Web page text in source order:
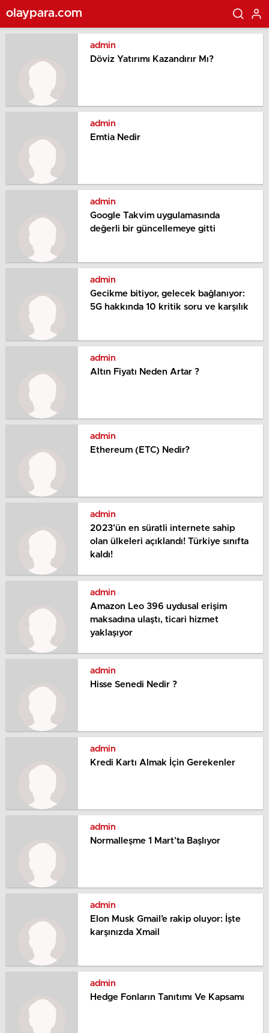
olaypara.com
admin
Döviz Yatırımı Kazandırır Mı?
admin
Emtia Nedir
admin
Google Takvim uygulamasında
değerli bir güncellemeye gitti
admin
Gecikme bitiyor, gelecek bağlanıyor:
5G hakkında 10 kritik soru ve karşılık
admin
Altın Fiyatı Neden Artar ?
admin
Ethereum (ETC) Nedir?
admin
2023’ün en süratli internete sahip
olan ülkeleri açıklandı! Türkiye sınıfta
kaldı!
admin
Amazon Leo 396 uydusal erişim
maksadına ulaştı, ticari hizmet
yaklaşıyor
admin
Hisse Senedi Nedir ?
admin
Kredi Kartı Almak İçin Gerekenler
admin
Normalleşme 1 Mart’ta Başlıyor
admin
Elon Musk Gmail’e rakip oluyor: İşte
karşınızda Xmail
admin
Hedge Fonların Tanıtımı Ve Kapsamı